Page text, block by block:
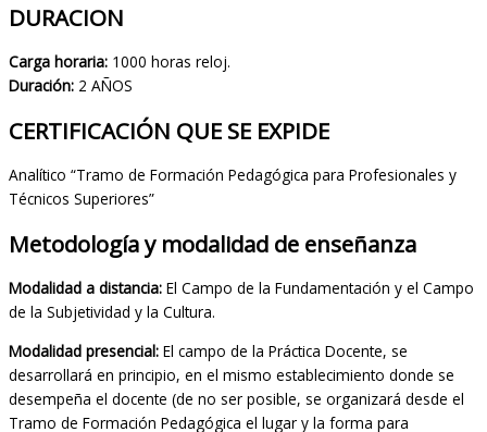
DURACION
Carga horaria: 1000 horas reloj.
Duración: 2 AÑOS
CERTIFICACIÓN QUE SE EXPIDE
Analítico “Tramo de Formación Pedagógica para Profesionales y
Técnicos Superiores”
Metodología y modalidad de enseñanza
Modalidad a distancia: El Campo de la Fundamentación y el Campo
de la Subjetividad y la Cultura.
Modalidad presencial: El campo de la Práctica Docente, se
desarrollará en principio, en el mismo establecimiento donde se
desempeña el docente (de no ser posible, se organizará desde el
Tramo de Formación Pedagógica el lugar y la forma para